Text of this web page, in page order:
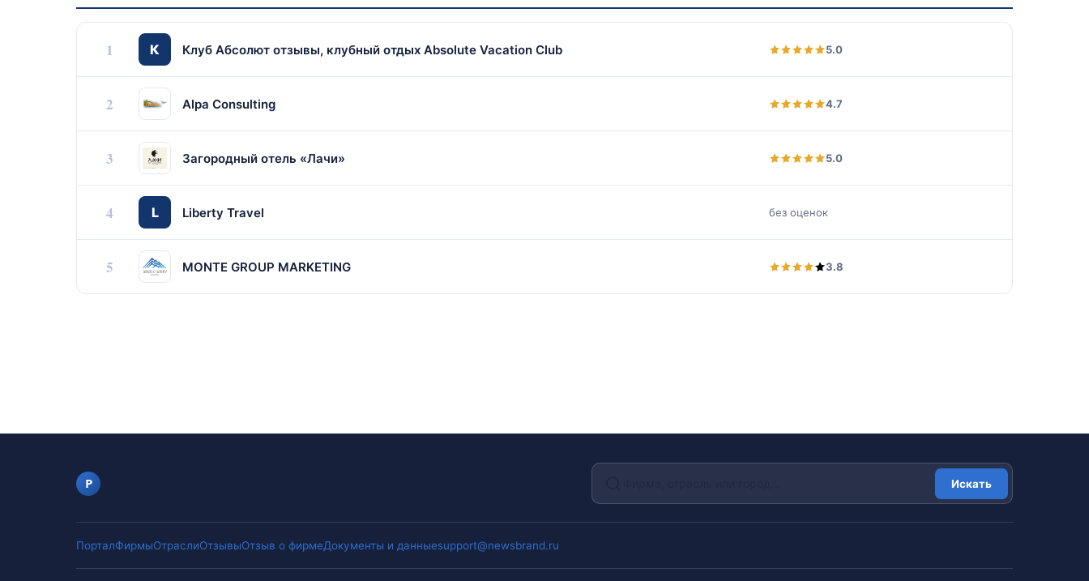
1 К Клуб Абсолют отзывы, клубный отдых Absolute Vacation Club 5.0
2 Alpa Consulting 4.7
3 Загородный отель «Лачи» 5.0
4 L Liberty Travel без оценок
5 MONTE GROUP MARKETING 3.8
P Искать
ПорталФирмыОтраслиОтзывыОтзыв о фирмеДокументы и данныеsupport@newsbrand.ru